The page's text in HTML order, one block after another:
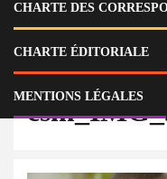
CHARTE DES
CHARTE ÉDITORIALE
MENTIONS LÉGALES
Home
Actu
Haïti : arrestation du directeur
csm_IMG_3380_09d2a9926c